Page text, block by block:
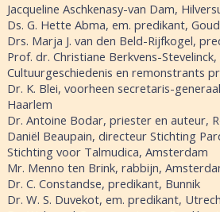
Jacqueline Aschkenasy-van Dam,
Ds. G. Hette Abma, em. predikant,
Drs. Marja J. van den Beld-Rijfkogel,
Prof. dr. Christiane Berkvens-
Cultuurgeschiedenis en remonstrants
Dr. K. Blei, voorheen secretaris-
Haarlem
Dr. Antoine Bodar, priester en auteur,
Daniël Beaupain, directeur Stichting
Stichting voor Talmudica, Amsterdam
Mr. Menno ten Brink, rabbijn,
Dr. C. Constandse, predikant, Bunnik
Dr. W. S. Duvekot, em. predikant,